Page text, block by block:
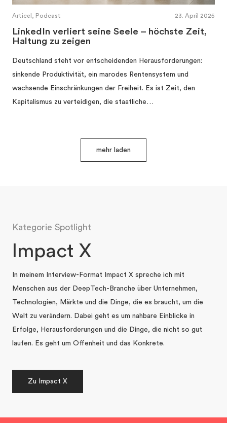
Articel, Podcast 23. April 2025
LinkedIn verliert seine Seele – höchste Zeit,
Haltung zu zeigen
Deutschland steht vor entscheidenden Herausforderungen:
sinkende Produktivität, ein marodes Rentensystem und
wachsende Einschränkungen der Freiheit. Es ist Zeit, den
Kapitalismus zu verteidigen, die staatliche…
mehr laden
Kategorie Spotlight
Impact X
In meinem Interview-Format Impact X spreche ich mit
Menschen aus der DeepTech-Branche über Unternehmen,
Technologien, Märkte und die Dinge, die es braucht, um die
Welt zu verändern. Dabei geht es um nahbare Einblicke in
Erfolge, Herausforderungen und die Dinge, die nicht so gut
laufen. Es geht um Offenheit und das Konkrete.
Zu Impact X